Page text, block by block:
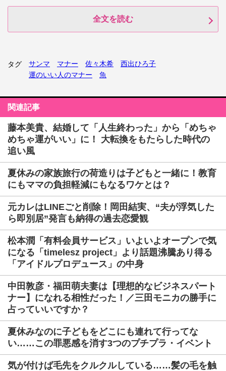
全文を読む
タグ サンマ マナー 佐々木希
西出ひろ子
運のいい人のマナー
魚
関連記事
藤本美貴、結婚して「人生終わった」から「めちゃ
めちゃ運がいい」に！ 大転換をもたらした時代の
追い風
夏休みの家族旅行の荷造りは子どもと一緒に！教育
にもママの負担軽減にもなるワケとは？
元カレはLINEごと削除！岡田結実、“夫が浮気した
ら即別居”発言も納得の過去恋愛観
松本潤「有料会員サービス」いよいよオープンで気
になる「timelesz project」より話題沸騰あり得る
「アイドルプロデュース」の中身
中田敦彦・福田萌夫妻は【理想的なビジネスパート
ナー】になれる相性だった！／三田モニカの勝手に
占っていいですか？
夏休みなのに子どもをどこにも連れて行ってな
い……この罪悪感を消す3つのプチプラ・イベント
気が付けば毛先をクルクルしている……髪の毛を触